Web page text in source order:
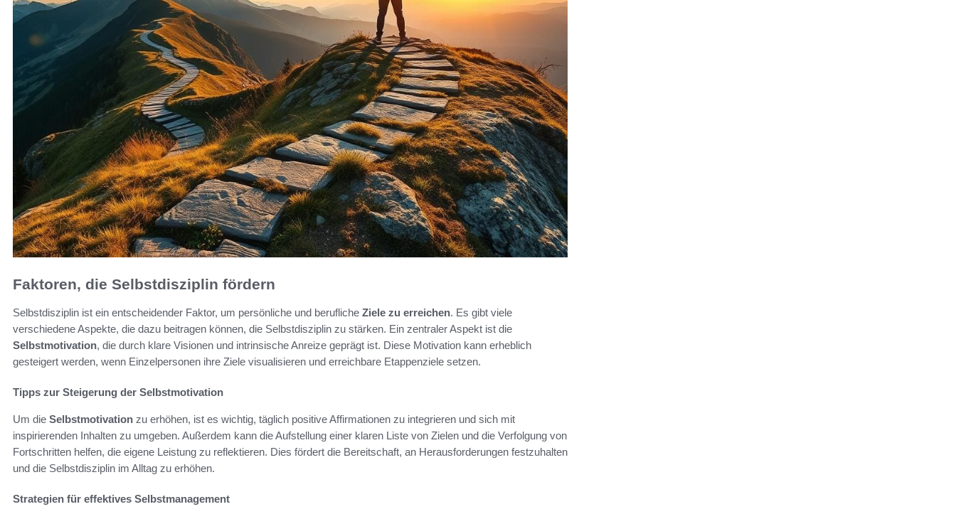
Faktoren, die Selbstdisziplin fördern
Selbstdisziplin ist ein entscheidender Faktor, um persönliche und berufliche Ziele zu erreichen. Es gibt viele
verschiedene Aspekte, die dazu beitragen können, die Selbstdisziplin zu stärken. Ein zentraler Aspekt ist die
Selbstmotivation, die durch klare Visionen und intrinsische Anreize geprägt ist. Diese Motivation kann erheblich
gesteigert werden, wenn Einzelpersonen ihre Ziele visualisieren und erreichbare Etappenziele setzen.
Tipps zur Steigerung der Selbstmotivation
Um die Selbstmotivation zu erhöhen, ist es wichtig, täglich positive Affirmationen zu integrieren und sich mit
inspirierenden Inhalten zu umgeben. Außerdem kann die Aufstellung einer klaren Liste von Zielen und die Verfolgung von
Fortschritten helfen, die eigene Leistung zu reflektieren. Dies fördert die Bereitschaft, an Herausforderungen festzuhalten
und die Selbstdisziplin im Alltag zu erhöhen.
Strategien für effektives Selbstmanagement